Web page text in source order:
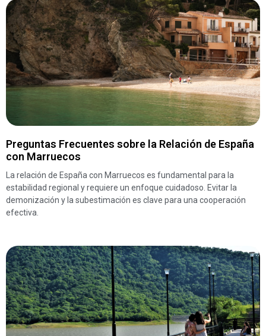
Preguntas Frecuentes sobre la Relación de España
con Marruecos
La relación de España con Marruecos es fundamental para la
estabilidad regional y requiere un enfoque cuidadoso. Evitar la
demonización y la subestimación es clave para una cooperación
efectiva.